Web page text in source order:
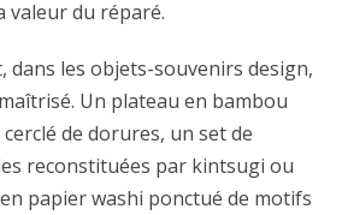
valeur du réparé.
dans les objets-souvenirs design,
Un plateau en bambou
de dorures, un set de
reconstituées par kintsugi ou
papier washi ponctué de motifs